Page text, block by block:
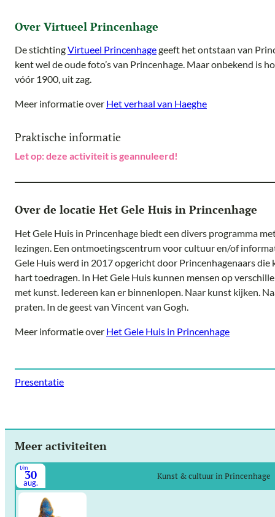
Over Virtueel Princenhage
De stichtingVirtueel Princenhagegeeft het ontstaan van
kent wel de oude foto’s van Princenhage. Maar onbekend is
vóór 1900, uit zag.
Meer informatie over Het verhaal van Haeghe
Praktische informatie
Let op: deze activiteit is geannuleerd!
Over de locatie Het Gele Huis in Princenhage
Het Gele Huis in Princenhage biedt een divers programma
lezingen. Een ontmoetingscentrum voor cultuur en/of
Gele Huis werd in 2017 opgericht door Princenhagenaars die
hart toedragen. In Het Gele Huis kunnen mensen op
met kunst. Iedereen kan er binnenlopen. Naar kunst kijken.
praten. In de geest van Vincent van Gogh.
Meer informatie over Het Gele Huis in Princenhage
Presentatie
Meer activiteiten
t/m
30
aug.
Kunst & cultuur in Princenhage